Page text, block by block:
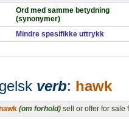
Ord med samme betydning
(synonymer)
Mindre spesifikke uttrykk
verb: hawk
hawk (om forhold) sell or offer for sale